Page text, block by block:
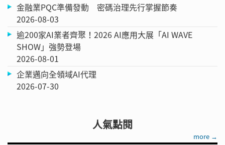
金融業PQC準備發動 密碼治理先行掌握節奏
2026-08-03
逾200家AI業者齊聚！2026 AI應用大展「AI WAVE
SHOW」強勢登場
2026-08-01
企業邁向全領域AI代理
2026-07-30
人氣點閱
more →